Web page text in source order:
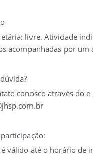
etária: livre. Atividade
acompanhadas por um
conosco através do
válido até o horário de